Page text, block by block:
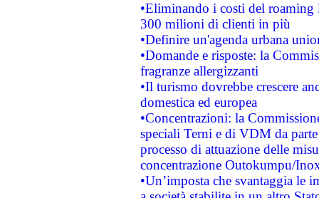
•Eliminando i costi del roaming
300 milioni di clienti in più
•Definire un'agenda urbana
•Domande e risposte: la
fragranze allergizzanti
•Il turismo dovrebbe crescere
domestica ed europea
•Concentrazioni: la
speciali Terni e di VDM da
processo di attuazione delle
concentrazione Outokumpu/
•Un’imposta che svantaggia le